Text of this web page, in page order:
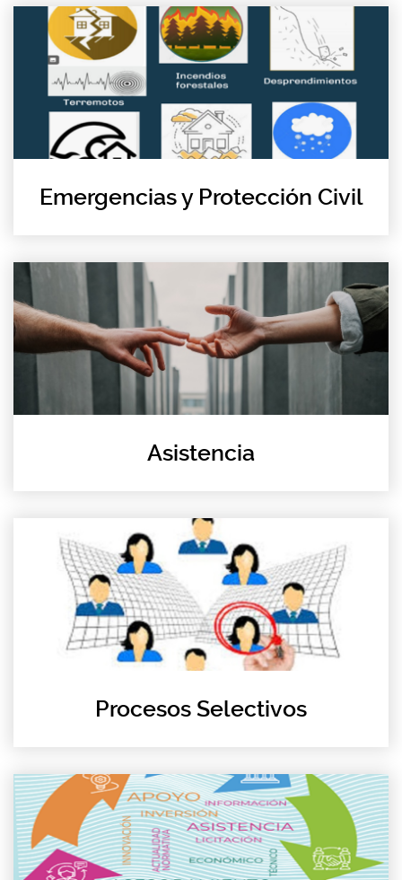
Emergencias y Protección Civil
Asistencia
Procesos Selectivos